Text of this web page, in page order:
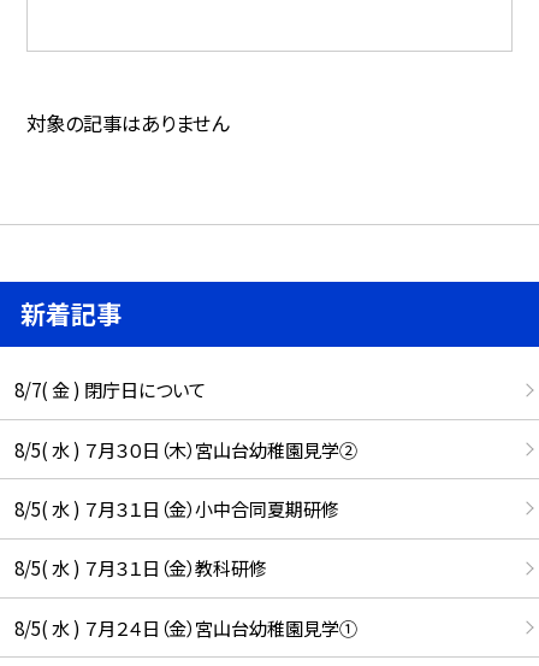
対象の記事はありません
新着記事
8/7( 金 ) 閉庁日について
8/5( 水 ) ７月３０日（木）宮山台幼稚園見学②
8/5( 水 ) ７月３１日（金）小中合同夏期研修
8/5( 水 ) ７月３１日（金）教科研修
8/5( 水 ) ７月２４日（金）宮山台幼稚園見学①